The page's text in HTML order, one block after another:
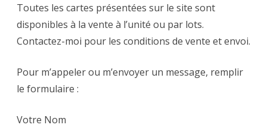
Toutes les cartes présentées sur le site sont
disponibles à la vente à l’unité ou par lots.
Contactez-moi pour les conditions de vente et envoi.
Pour m’appeler ou m’envoyer un message, remplir
le formulaire :
Votre Nom